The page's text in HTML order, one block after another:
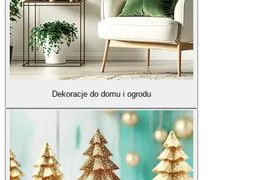
Dekoracje do domu i ogrodu